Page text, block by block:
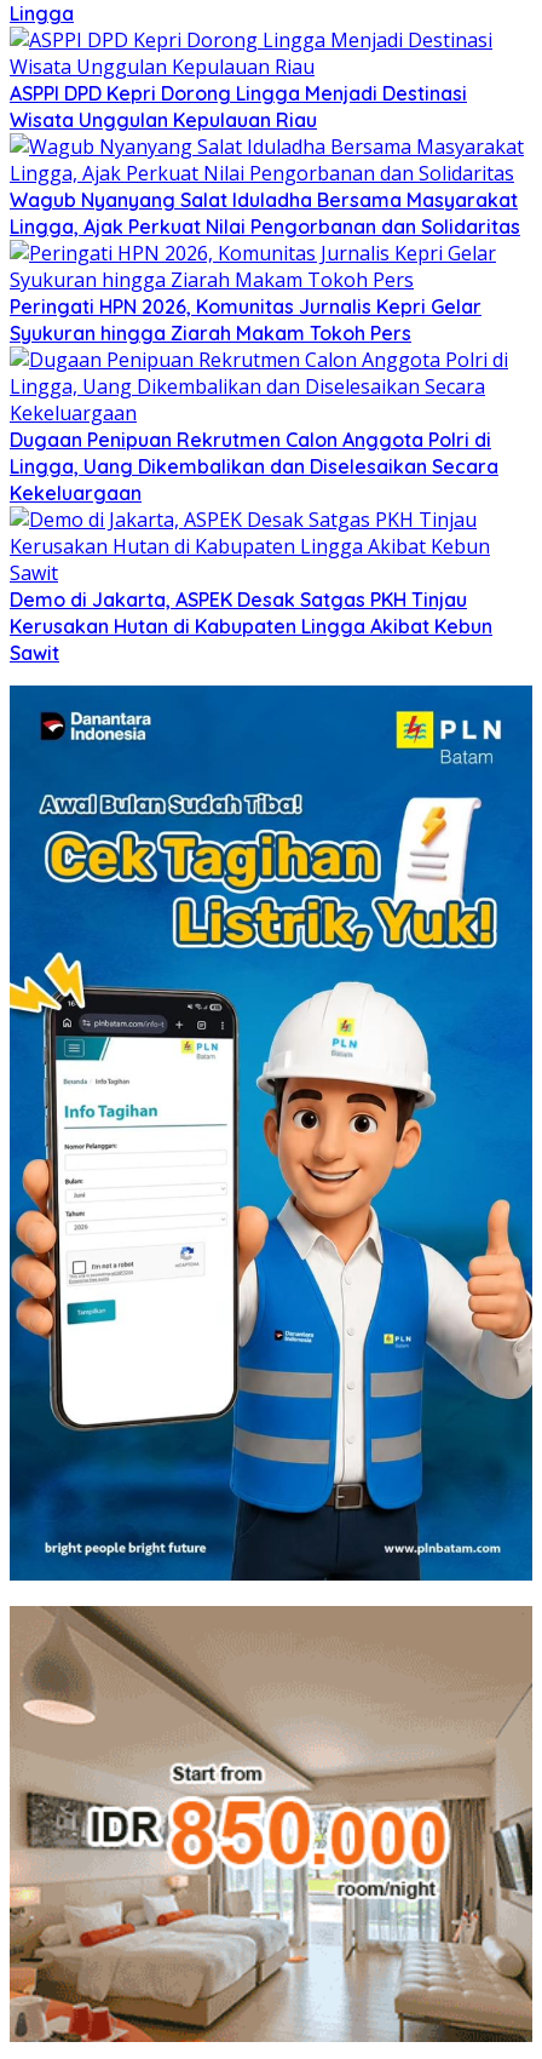
Lingga
ASPPI DPD Kepri Dorong Lingga Menjadi Destinasi
Wisata Unggulan Kepulauan Riau
Wagub Nyanyang Salat Iduladha Bersama Masyarakat
Lingga, Ajak Perkuat Nilai Pengorbanan dan Solidaritas
Peringati HPN 2026, Komunitas Jurnalis Kepri Gelar
Syukuran hingga Ziarah Makam Tokoh Pers
Dugaan Penipuan Rekrutmen Calon Anggota Polri di
Lingga, Uang Dikembalikan dan Diselesaikan Secara
Kekeluargaan
Demo di Jakarta, ASPEK Desak Satgas PKH Tinjau
Kerusakan Hutan di Kabupaten Lingga Akibat Kebun
Sawit